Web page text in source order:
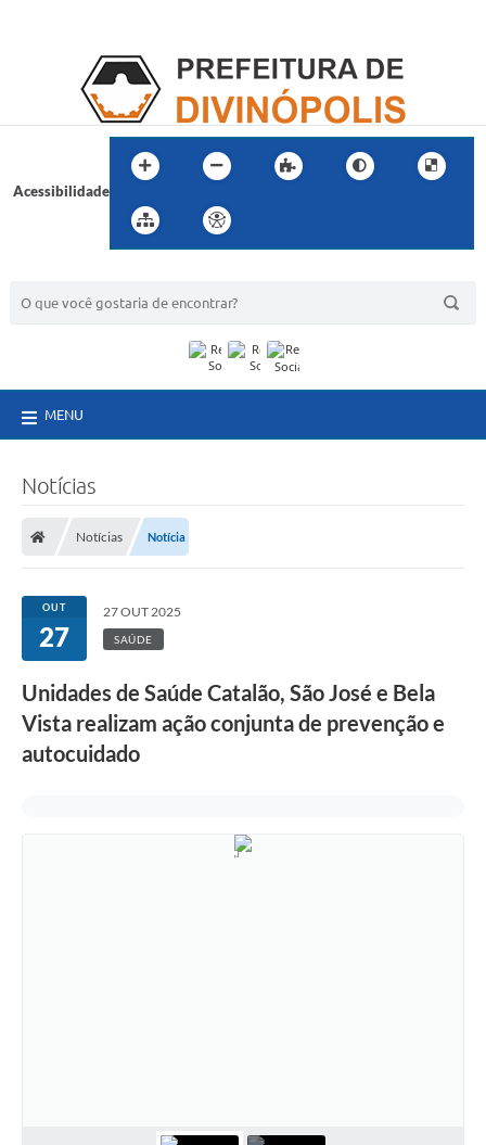
Acessibilidade
MENU
Notícias
Notícias Notícia
OUT
27
27 OUT 2025
SAÚDE
Unidades de Saúde Catalão, São José e Bela
Vista realizam ação conjunta de prevenção e
autocuidado